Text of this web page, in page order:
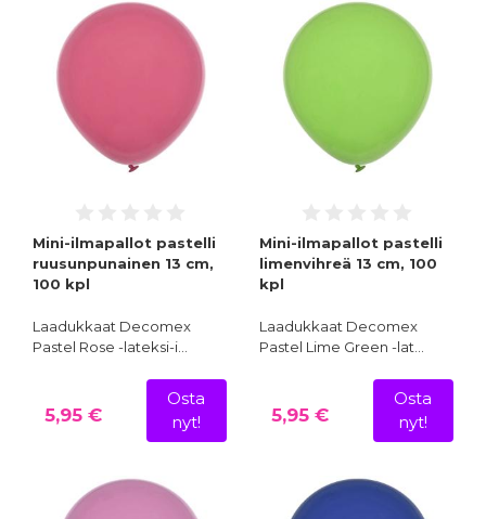
Mini-ilmapallot pastelli
ruusunpunainen 13 cm,
100 kpl
Laadukkaat Decomex
Pastel Rose -lateksi-i…
5,95 €
Osta
nyt!
Mini-ilmapallot pastelli
limenvihreä 13 cm, 100
kpl
Laadukkaat Decomex
Pastel Lime Green -lat…
5,95 €
Osta
nyt!